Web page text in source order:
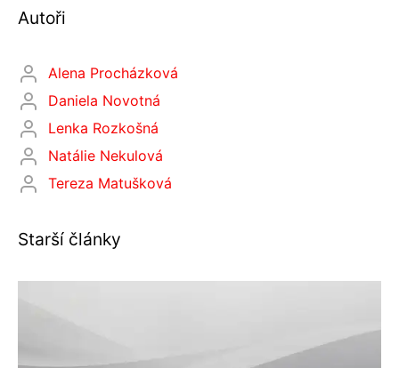
Autoři
Alena Procházková
Daniela Novotná
Lenka Rozkošná
Natálie Nekulová
Tereza Matušková
Starší články